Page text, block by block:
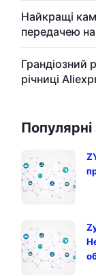
Найкращі
передачею
Грандіозний
річниці
Популярні